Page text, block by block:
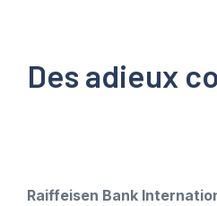
Des adieux
Raiffeisen Bank